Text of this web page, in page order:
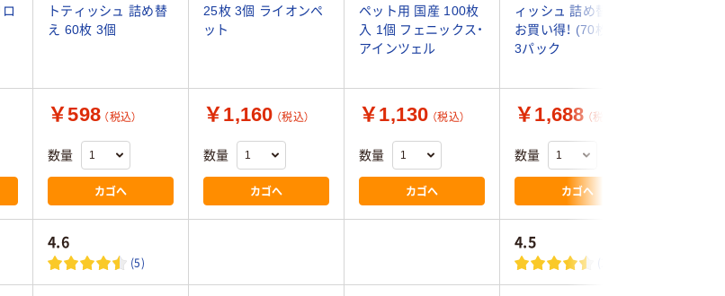
トティッシュ 詰め替
え 60枚 3個
25枚 3個 ライオンペ
ット
ペット用 国産 100枚
入 1個 フェニックス・
アインツェル
ィッシュ 詰め替え用
お買い得！ (70枚×3個)
3パック
￥598 （税込）
数量
カゴへ
￥1,160 （税込）
数量
カゴへ
￥1,130 （税込）
数量
カゴへ
￥1,688 （税込）
数量
カゴへ
4.6
(5)
4.5
(24)